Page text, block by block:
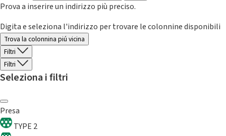
Prova a inserire un indirizzo più preciso.
Digita e seleziona l'indirizzo per trovare le colonnine disponibili
Trova la colonnina piú vicina
Filtri
Filtri
Seleziona i filtri
Presa
TYPE 2